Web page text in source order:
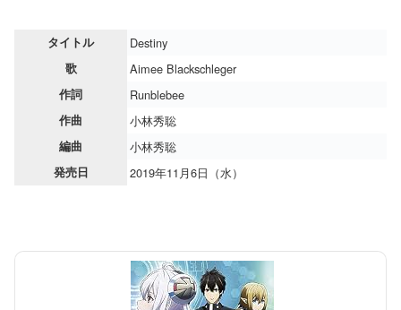
タイトル Destiny
歌 Aimee Blackschleger
作詞 Runblebee
作曲 小林秀聡
編曲 小林秀聡
発売日 2019年11月6日（水）